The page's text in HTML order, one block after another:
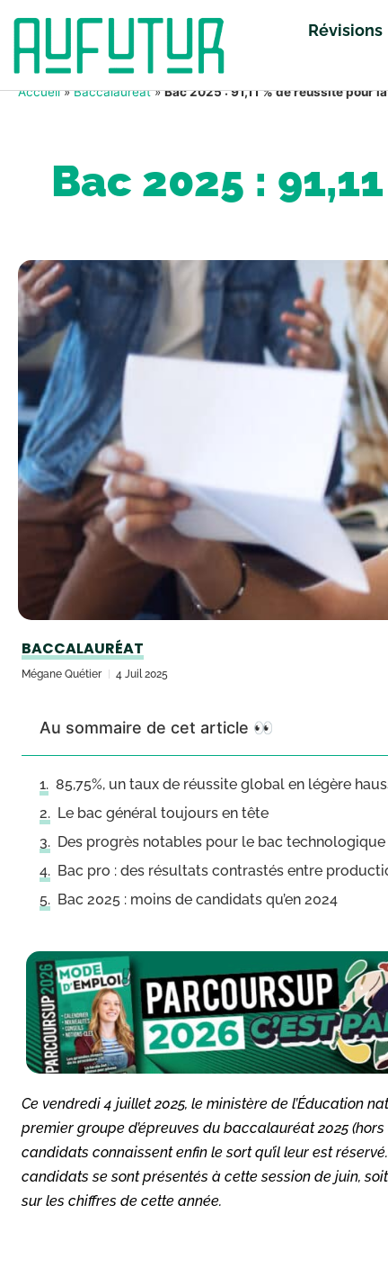
Révisions
Accueil»Baccalauréat»Bac 2025 : 91,11 % de réussite pour
Bac 2025 :
BACCALAURÉAT
Mégane Quétier 4 Juil 2025
Au sommaire de cet article 👀
85,75%, un taux de réussite global en légère
Le bac général toujours en tête
Des progrès notables pour le bac technologique
Bac pro : des résultats contrastés entre
Bac 2025 : moins de candidats qu’en 2024
Ce vendredi 4 juillet 2025, le ministère de l’Éducation
premier groupe d’épreuves du baccalauréat 2025
candidats connaissent enfin le sort qu’il leur est
candidats se sont présentés à cette session de juin,
sur les chiffres de cette année.